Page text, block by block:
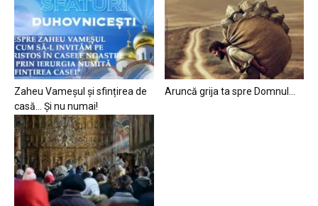
Zaheu Vameșul și sfințirea de
casă… Și nu numai!
Aruncă grija ta spre Domnul…